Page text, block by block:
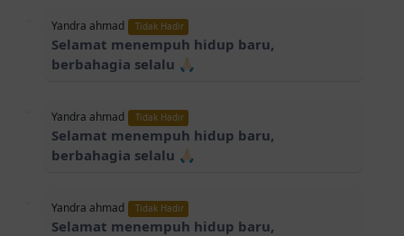
Yandra ahmad Tidak Hadir
Selamat menempuh hidup baru,
berbahagia selalu 🙏🏻
Yandra ahmad Tidak Hadir
Selamat menempuh hidup baru,
berbahagia selalu 🙏🏻
Yandra ahmad Tidak Hadir
Selamat menempuh hidup baru,